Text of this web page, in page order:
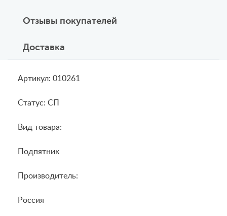
Отзывы покупателей
Доставка
Артикул: 010261
Статус: СП
Вид товара:
Подпятник
Производитель:
Россия